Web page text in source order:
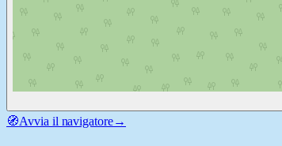
🧭Avvia il navigatore→